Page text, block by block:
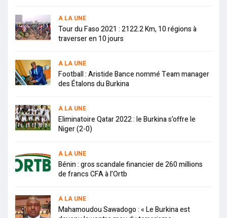
A LA UNE
Tour du Faso 2021 : 2122.2 Km, 10 régions à
traverser en 10 jours
A LA UNE
Football : Aristide Bance nommé Team manager
des Étalons du Burkina
A LA UNE
Eliminatoire Qatar 2022 : le Burkina s’offre le
Niger (2-0)
A LA UNE
Bénin : gros scandale financier de 260 millions
de francs CFA à l’Ortb
A LA UNE
Mahamoudou Sawadogo : « Le Burkina est